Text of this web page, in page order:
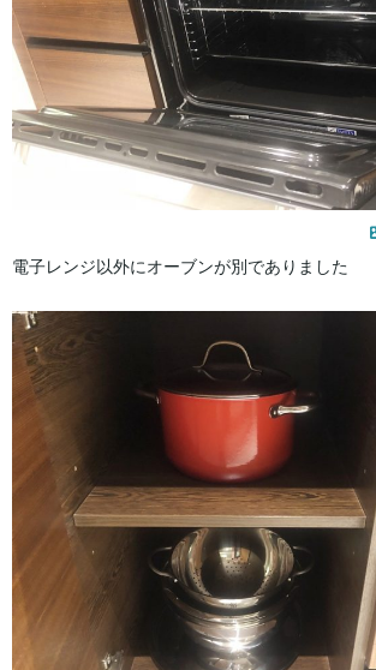
電子レンジ以外にオーブンが別でありました